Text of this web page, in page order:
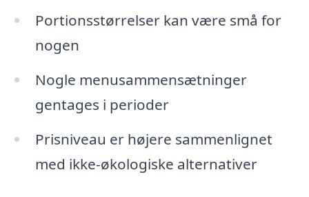
Portionsstørrelser kan være små for
nogen
Nogle menusammensætninger
gentages i perioder
Prisniveau er højere sammenlignet
med ikke-økologiske alternativer